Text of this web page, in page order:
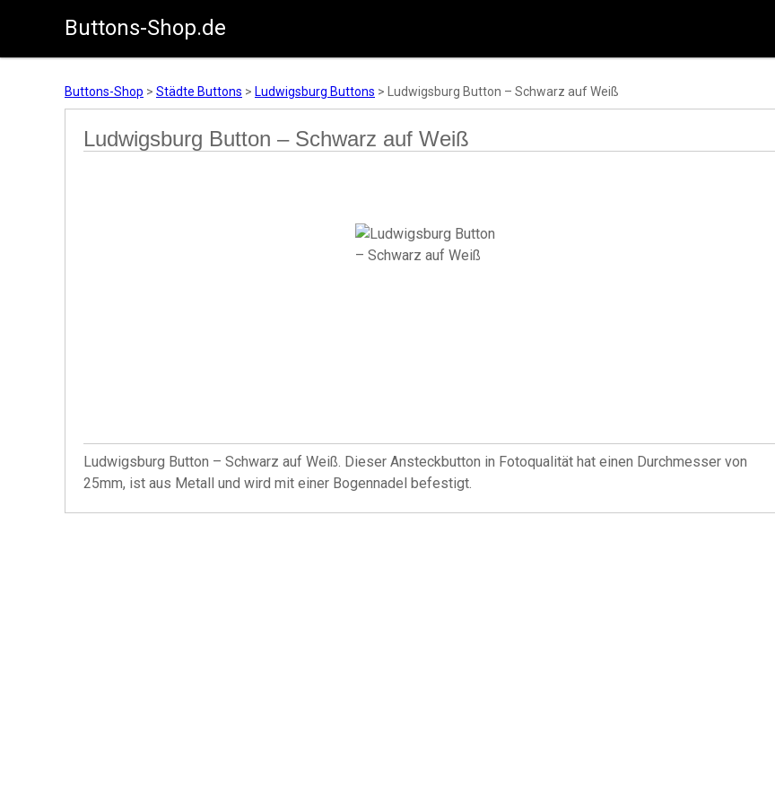
Zum Inhalt springen
Buttons-Shop.de
Buttons-Shop > Städte Buttons > Ludwigsburg Buttons > Ludwigsburg Button – Schwarz auf Weiß
Ludwigsburg Button – Schwarz auf Weiß
Ludwigsburg Button – Schwarz auf Weiß. Dieser Ansteckbutton in Fotoqualität hat einen Durchmesser von
25mm, ist aus Metall und wird mit einer Bogennadel befestigt.